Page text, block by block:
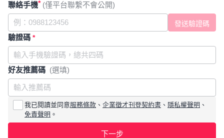
聯絡手機* (僅平台聯繫不會公開)
驗證碼 *
好友推薦碼 (選填)
我已閱讀並同意服務條款 、 企業徵才刊登契約書 、 隱私權聲明 、
免責聲明 。
下一步